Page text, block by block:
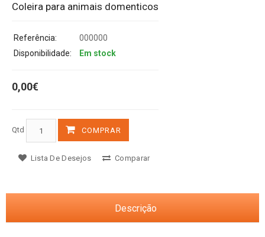
Coleira para animais domenticos
Referência:
000000
Disponibilidade:
Em stock
0,00€
Qtd COMPRAR
Lista De Desejos Comparar
Descrição